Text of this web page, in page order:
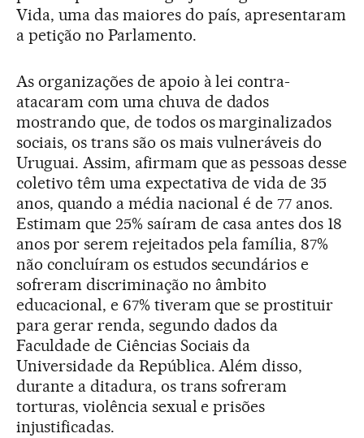
Vida, uma das maiores do país, apresentaram
a petição no Parlamento.
As organizações de apoio à lei contra-
atacaram com uma chuva de dados
mostrando que, de todos os marginalizados
sociais, os trans são os mais vulneráveis do
Uruguai. Assim, afirmam que as pessoas desse
coletivo têm uma expectativa de vida de 35
anos, quando a média nacional é de 77 anos.
Estimam que 25% saíram de casa antes dos 18
anos por serem rejeitados pela família, 87%
não concluíram os estudos secundários e
sofreram discriminação no âmbito
educacional, e 67% tiveram que se prostituir
para gerar renda, segundo dados da
Faculdade de Ciências Sociais da
Universidade da República. Além disso,
durante a ditadura, os trans sofreram
torturas, violência sexual e prisões
injustificadas.